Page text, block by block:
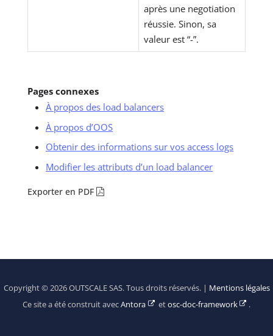
après une negotiation
réussie. Sinon, sa
valeur est “-”.
Pages connexes
À propos des load balancers
À propos d’OOS
Obtenir des informations sur vos access logs
Modifier les attributs d’un load balancer
Exporter en PDF
Copyright © 2026 OUTSCALE SAS. Tous droits réservés. | Mentions légales
Ce site a été construit avecAntora etosc-doc-framework .